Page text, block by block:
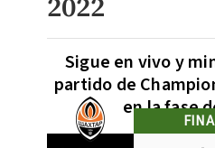
Sigue en vivo y
partido de
en la fase